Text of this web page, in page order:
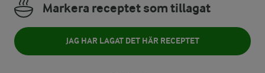
Markera receptet som tillagat
JAG HAR LAGAT DET HÄR RECEPTET